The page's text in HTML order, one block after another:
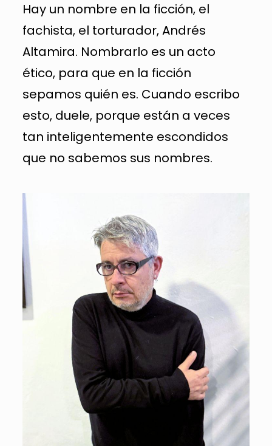
Hay un nombre en la ficción, el
fachista, el torturador, Andrés
Altamira. Nombrarlo es un acto
ético, para que en la ficción
sepamos quién es. Cuando escribo
esto, duele, porque están a veces
tan inteligentemente escondidos
que no sabemos sus nombres.